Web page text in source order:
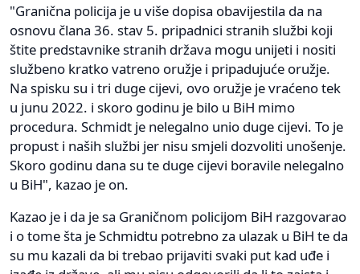
"Granična policija je u više dopisa obavijestila da na
osnovu člana 36. stav 5. pripadnici stranih službi koji
štite predstavnike stranih država mogu unijeti i nositi
službeno kratko vatreno oružje i pripadujuće oružje.
Na spisku su i tri duge cijevi, ovo oružje je vraćeno tek
u junu 2022. i skoro godinu je bilo u BiH mimo
procedura. Schmidt je nelegalno unio duge cijevi. To je
propust i naših službi jer nisu smjeli dozvoliti unošenje.
Skoro godinu dana su te duge cijevi boravile nelegalno
u BiH", kazao je on.
Kazao je i da je sa Graničnom policijom BiH razgovarao
i o tome šta je Schmidtu potrebno za ulazak u BiH te da
su mu kazali da bi trebao prijaviti svaki put kad uđe i